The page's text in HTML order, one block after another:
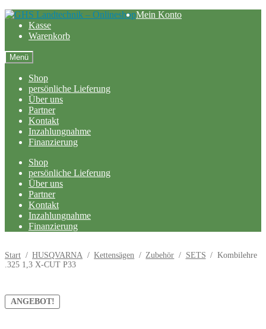
Zur
Navigation
springen
Zum
Inhalt
springen
Mein Konto
Kasse
Warenkorb
Menü
Shop
persönliche Lieferung
Über uns
Partner
Kontakt
Inzahlungnahme
Finanzierung
Shop
persönliche Lieferung
Über uns
Partner
Kontakt
Inzahlungnahme
Finanzierung
Start / HUSQVARNA / Kettensägen / Zubehör / SETS / Kombilehre
.325 1,3 X-CUT P33
ANGEBOT!